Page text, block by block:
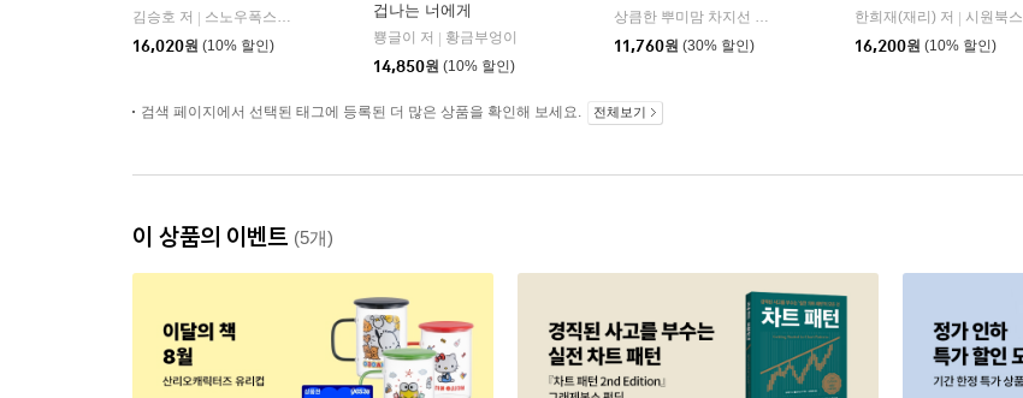
김승호 저
스노우폭스북스
16,020원 (10% 할인)
겁나는 너에게
뿅글이 저
황금부엉이
14,850원 (10% 할인)
상큼한 뿌미맘 차지선 저
11,760원 (30% 할인)
한희재(재리) 저
시원북스
16,200원 (10% 할인)
검색 페이지에서 선택된 태그에 등록된 더 많은 상품을 확인해 보세요. 전체보기
이 상품의 이벤트 (5개)